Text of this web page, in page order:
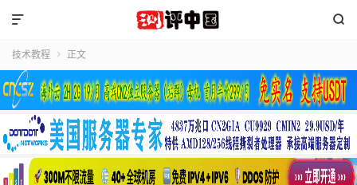


技术教程  正文